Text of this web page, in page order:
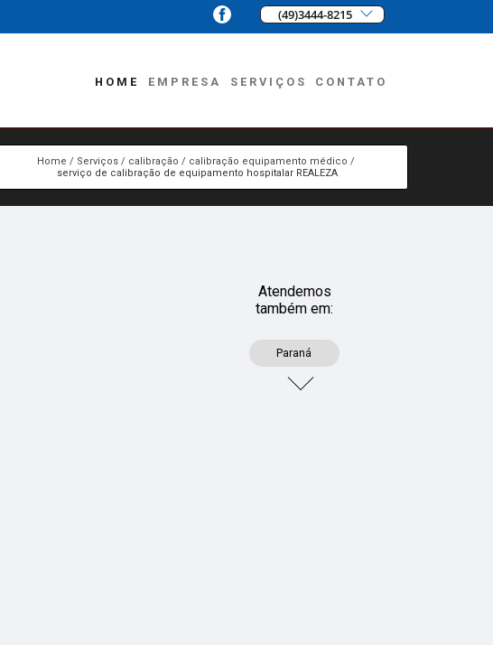
(49)3444-8215
HOME EMPRESA SERVIÇOS CONTATO
Home Serviços calibração
calibração equipamento médico
serviço de calibração de equipamento hospitalar REALEZA
Atendemos
também em:
Paraná